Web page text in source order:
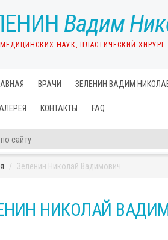
Вадим
НАУК, ПЛАСТИЧЕСКИЙ ХИРУРГ
ВРАЧИ ЗЕЛЕНИН ВАДИМ
КОНТАКТЫ FAQ
Зеленин Николай Вадимович
НИКОЛАЙ